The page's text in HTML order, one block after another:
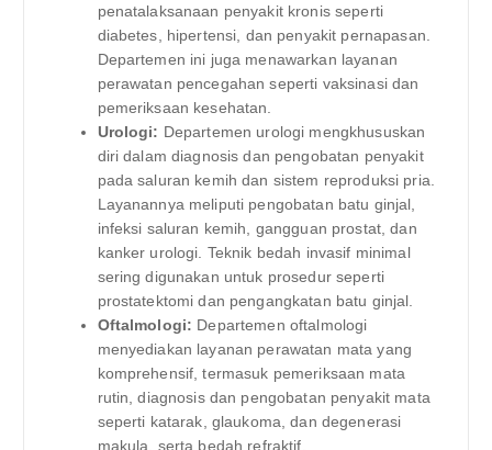
penatalaksanaan penyakit kronis seperti
diabetes, hipertensi, dan penyakit pernapasan.
Departemen ini juga menawarkan layanan
perawatan pencegahan seperti vaksinasi dan
pemeriksaan kesehatan.
Urologi: Departemen urologi mengkhususkan
diri dalam diagnosis dan pengobatan penyakit
pada saluran kemih dan sistem reproduksi pria.
Layanannya meliputi pengobatan batu ginjal,
infeksi saluran kemih, gangguan prostat, dan
kanker urologi. Teknik bedah invasif minimal
sering digunakan untuk prosedur seperti
prostatektomi dan pengangkatan batu ginjal.
Oftalmologi: Departemen oftalmologi
menyediakan layanan perawatan mata yang
komprehensif, termasuk pemeriksaan mata
rutin, diagnosis dan pengobatan penyakit mata
seperti katarak, glaukoma, dan degenerasi
makula, serta bedah refraktif.